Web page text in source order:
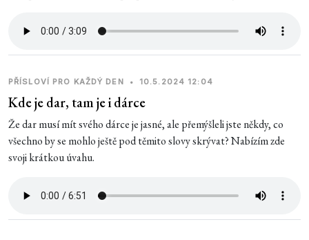
PŘÍSLOVÍ PRO KAŽDÝ DEN • 10.5.2024 12:04
Kde je dar, tam je i dárce
Že dar musí mít svého dárce je jasné, ale přemýšleli jste někdy, co
všechno by se mohlo ještě pod těmito slovy skrývat? Nabízím zde
svoji krátkou úvahu.